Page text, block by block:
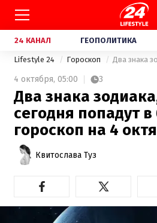
24 КАНАЛ ГЕОПОЛИТИКА
Lifestyle 24 Гороскоп
4 октября, 05:00 3
Два знака
сегодня попадут
гороскоп на 4
Квитослава Туз